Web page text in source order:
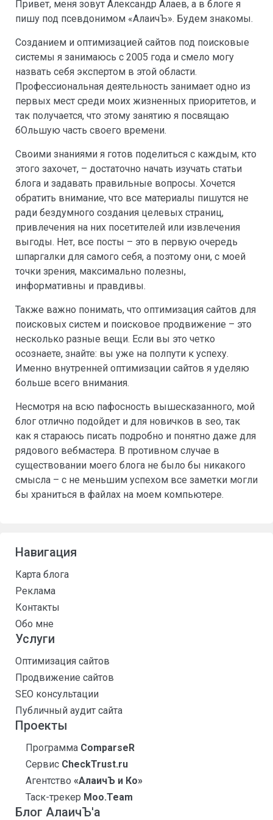
Привет, меня зовут Александр Алаев, а в блоге я
пишу под псевдонимом «АлаичЪ». Будем знакомы.
Созданием и оптимизацией сайтов под поисковые
системы я занимаюсь с 2005 года и смело могу
назвать себя экспертом в этой области.
Профессиональная деятельность занимает одно из
первых мест среди моих жизненных приоритетов, и
так получается, что этому занятию я посвящаю
бОльшую часть своего времени.
Своими знаниями я готов поделиться с каждым, кто
этого захочет, – достаточно начать изучать статьи
блога и задавать правильные вопросы. Хочется
обратить внимание, что все материалы пишутся не
ради бездумного создания целевых страниц,
привлечения на них посетителей или извлечения
выгоды. Нет, все посты – это в первую очередь
шпаргалки для самого себя, а поэтому они, с моей
точки зрения, максимально полезны,
информативны и правдивы.
Также важно понимать, что оптимизация сайтов для
поисковых систем и поисковое продвижение – это
несколько разные вещи. Если вы это четко
осознаете, знайте: вы уже на полпути к успеху.
Именно внутренней оптимизации сайтов я уделяю
больше всего внимания.
Несмотря на всю пафосность вышесказанного, мой
блог отлично подойдет и для новичков в seo, так
как я стараюсь писать подробно и понятно даже для
рядового вебмастера. В противном случае в
существовании моего блога не было бы никакого
смысла – с не меньшим успехом все заметки могли
бы храниться в файлах на моем компьютере.
Навигация
Карта блога
Реклама
Контакты
Обо мне
Услуги
Оптимизация сайтов
Продвижение сайтов
SEO консультации
Публичный аудит сайта
Проекты
Программа ComparseR
Сервис CheckTrust.ru
Агентство «АлаичЪ и Ко»
Таск-трекер Moo.Team
Блог АлаичЪ'а